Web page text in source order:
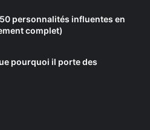
personnalités influentes en
complet)
pourquoi il porte des